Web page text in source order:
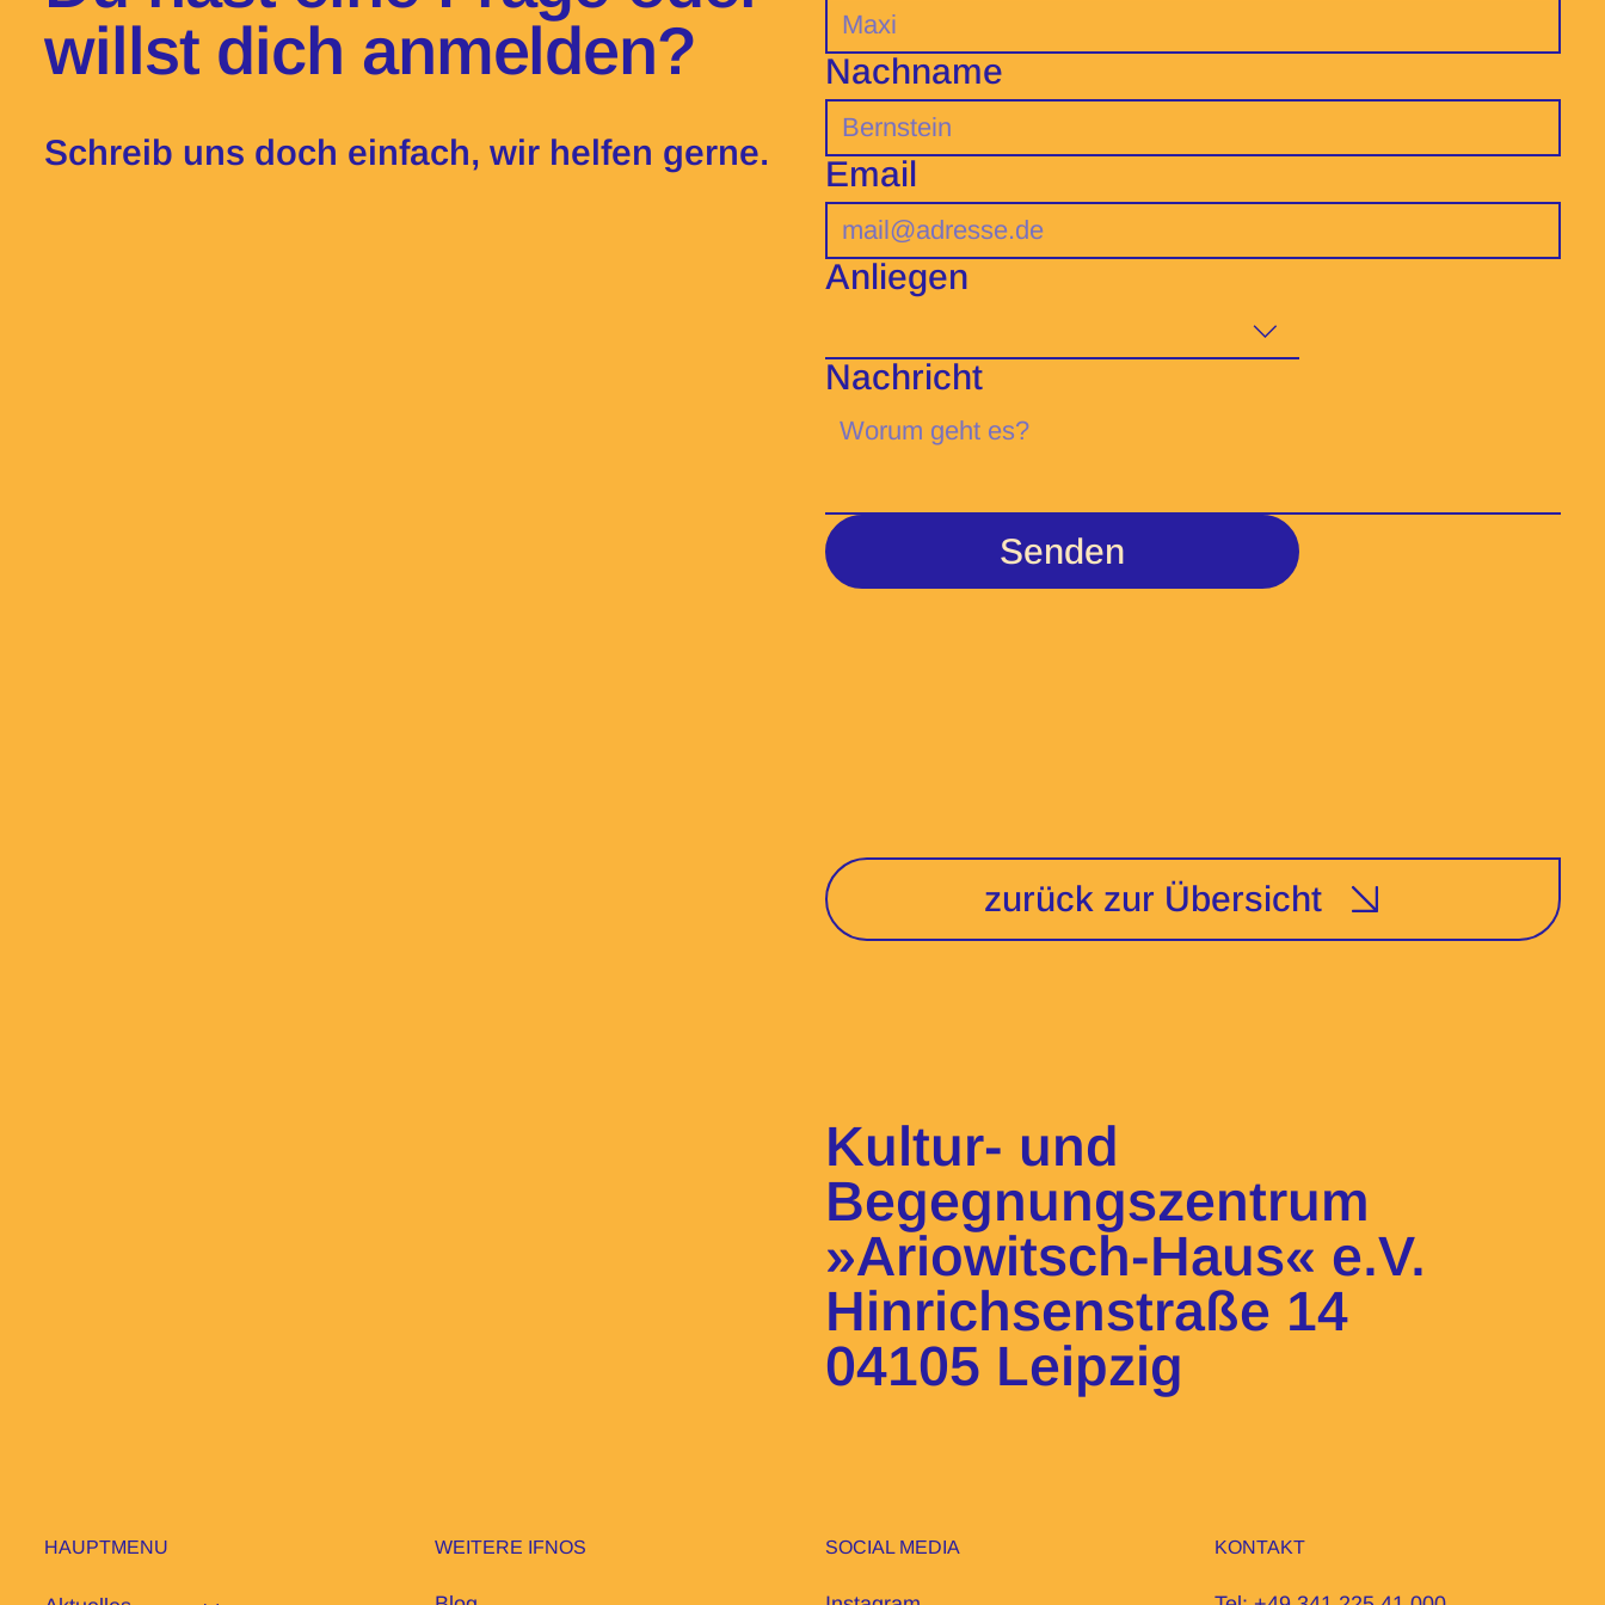
willst dich anmelden?
Schreib uns doch einfach, wir helfen gerne.
Nachname
Email
Anliegen
Nachricht
Senden
zurück zur Übersicht
Kultur- und
Begegnungszentrum
»Ariowitsch-Haus« e.V.
Hinrichsenstraße 14
04105 Leipzig
HAUPTMENU SOCIAL MEDIA
WEITERE IFNOS KONTAKT